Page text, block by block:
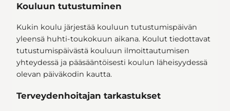
Kouluun tutustuminen
Kukin koulu järjestää kouluun tutustumispäivän
yleensä huhti-toukokuun aikana. Koulut tiedottavat
tutustumispäivästä kouluun ilmoittautumisen
yhteydessä ja pääsääntöisesti koulun läheisyydessä
olevan päiväkodin kautta.
Terveydenhoitajan tarkastukset